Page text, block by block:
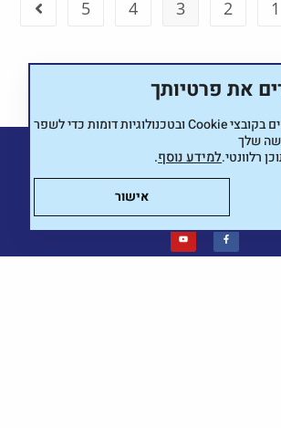
1
2
3
4
5
יום וגני ילדים
את פרטיותך
בקובציCookieובטכנולוגיות דומות כדי לשפר
שלך
רלוונטי.למידע נוסף.
אישור